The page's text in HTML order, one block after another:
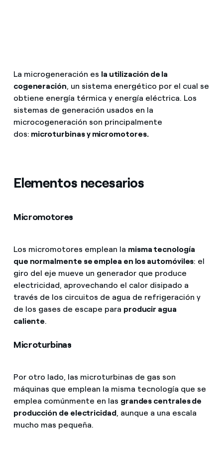
Ofertas para autónomos y Pymes
¿Gestionas varias comunidades de propietarios?
Compromiso
Blog
La microgeneración es la utilización de la
cogeneración, un sistema energético por el cual se
obtiene energía térmica y energía eléctrica. Los
sistemas de generación usados en la
microcogeneración son principalmente
dos: microturbinas y micromotores.
Elementos necesarios
Micromotores
Los micromotores emplean la misma tecnología
que normalmente se emplea en los automóviles: el
giro del eje mueve un generador que produce
electricidad, aprovechando el calor disipado a
través de los circuitos de agua de refrigeración y
de los gases de escape para producir agua
caliente.
Microturbinas
Por otro lado, las microturbinas de gas son
máquinas que emplean la misma tecnología que se
emplea comúnmente en las grandes centrales de
producción de electricidad, aunque a una escala
mucho mas pequeña.